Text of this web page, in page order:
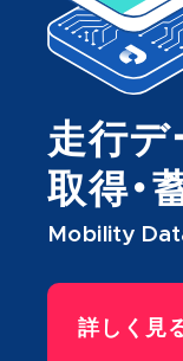
走行デ
取得・
Mobility
詳しく見